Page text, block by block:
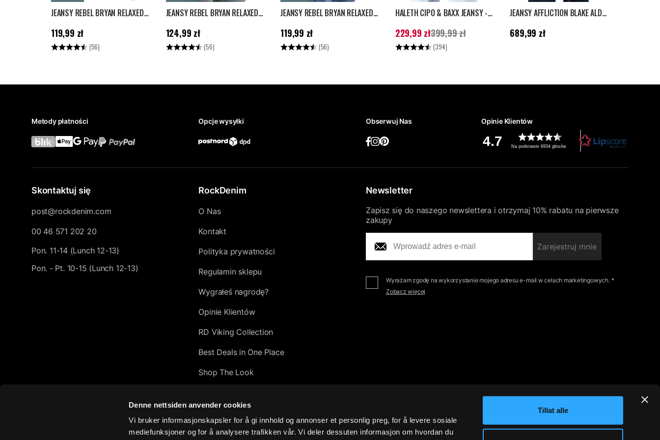
Denne nettsiden anvender cookies
Vi bruker informasjonskapsler for å gi innhold og annonser et personlig preg, for å levere sosiale
mediefunksjoner og for å analysere trafikken vår. Vi deler dessuten informasjon om hvordan du
Tillat alle
JEANSY REBEL BRYAN RELAXED - JASNONIEBIESKIE
Cena :119,99 zł
119,99 zł
Ocena: (56)
JEANSY REBEL BRYAN RELAXED - ŚREDNI NIEBIESKI
Cena :124,99 zł
124,99 zł
Ocena: (56)
JEANSY REBEL BRYAN RELAXED - NIEBIESKIE
Cena :119,99 zł
119,99 zł
Ocena: (56)
HALETH CIPO & BAXX JEANSY - JASNONIEBIESKIE
Aktualna cena:
229,99 złPoprzednia cena
399,99 zł
229,99 zł399,99 zł
Ocena: (394)
JEANSY AFFLICTION BLAKE ALDER - NIEBIESKIE
Cena: 689,99 zł
689,99 zł
Metody płatności Opcje wysyłki Obserwuj Nas Opinie Klientów
4.7 Na podstawie 6934 głosów
Skontaktuj się
post@rockdenim.com
00 46 571 202 20
Pon. 11-14 (Lunch 12-13)
Pon. - Pt. 10-15 (Lunch 12-13)
RockDenim
O Nas
Kontakt
Polityka prywatności
Regulamin sklepu
Wygrałeś nagrodę?
Opinie Klientów
RD Viking Collection
Best Deals in One Place
Shop The Look
Exclusive Leather Collection 2026
Newsletter
Zapisz się do naszego newslettera i otrzymaj 10% rabatu na pierwsze
zakupy
Zarejestruj mnie
Wyrażam zgodę na wykorzystanie mojego adresu e-mail w celach marketingowych. *
Zobacz więcej